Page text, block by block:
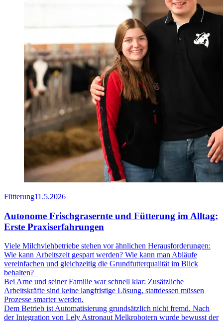
Fütterung11.5.2026
Autonome Frischgrasernte und Fütterung im Alltag:
Erste Praxiserfahrungen
Viele Milchviehbetriebe stehen vor ähnlichen Herausforderungen:
Wie kann Arbeitszeit gespart werden? Wie kann man Abläufe
vereinfachen und gleichzeitig die Grundfutterqualität im Blick
behalten?
Bei Arne und seiner Familie war schnell klar: Zusätzliche
Arbeitskräfte sind keine langfristige Lösung, stattdessen müssen
Prozesse smarter werden.
Dem Betrieb ist Automatisierung grundsätzlich nicht fremd. Nach
der Integration von Lely Astronaut Melkrobotern wurde bewusst der